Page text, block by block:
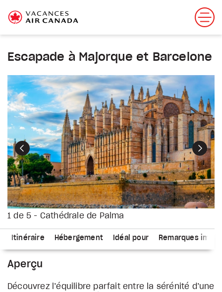
Escapade à Majorque et Barcelone
1 de 5 - Cathédrale de Palma
Précédent
Itinéraire Hébergement Idéal pour Remarques
Aperçu
Découvrez l’équilibre parfait entre la sérénité d’une